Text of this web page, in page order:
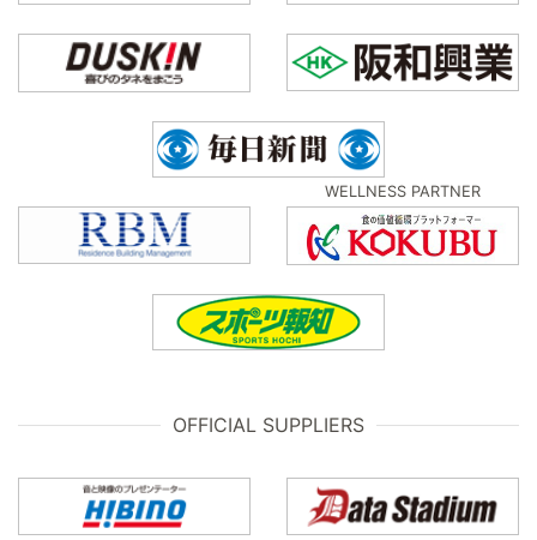
WELLNESS PARTNER
OFFICIAL SUPPLIERS